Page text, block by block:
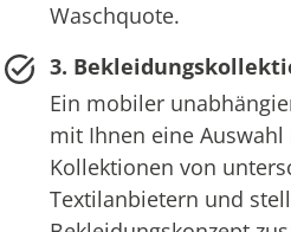
Waschquote.
3.
Ein mobiler
mit Ihnen eine
Kollektionen von
Textilanbietern und